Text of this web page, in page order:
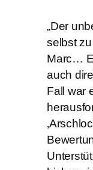
„Der
selbst
Marc…
auch
Fall war